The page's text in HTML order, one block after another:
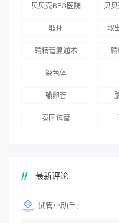
务
术”
贝贝壳BFG医院
贝
取环 取
输精管复通术
染色体
输卵管
泰国试管
最新评论
试管小助手：